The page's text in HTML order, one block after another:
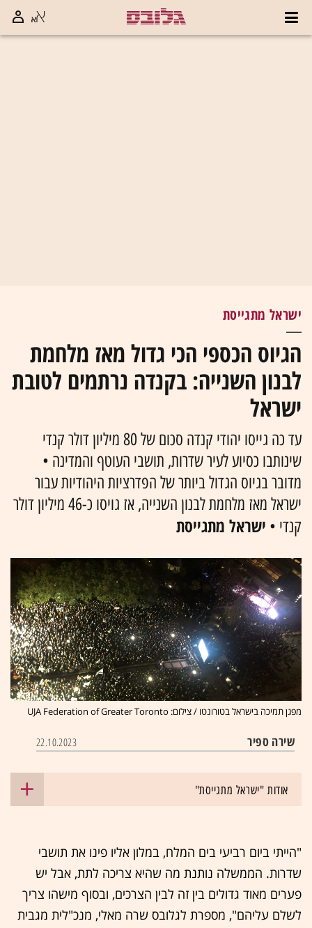
ישראל מתגייסת
הגיוס הכספי הכי גדול מאז מלחמת
לבנון השנייה: בקנדה נרתמים לטובת
ישראל
עד כה גייסו יהודי קנדה סכום של 80 מיליון דולר קנדי
שינותבו כסיוע לעיר שדרות, תושבי העוטף והמדינה •
מדובר בגיוס הגדול ביותר של הפדרציות היהודיות עבור
ישראל מאז מלחמת לבנון השנייה, אז גויסו כ-46 מיליון דולר
קנדי • ישראל מתגייסת
מפגן תמיכה בישראל בטורונטו / צילום: UJA Federation of Greater Toronto
שירה ספיר 22.10.2023
אודות "ישראל מתגייסת"
"הייתי ביום רביעי בים המלח, במלון אליו פינו את תושבי
שדרות. הממשלה נותנת מה שהיא צריכה לתת, אבל יש
פערים מאוד גדולים בין זה לבין הצרכים, ובסוף מישהו צריך
לשלם עליהם", מספרת לגלובס שרה מאלי, מנכ"לית מגבית